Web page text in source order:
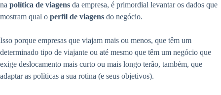
na política de viagens da empresa, é primordial levantar os dados que
mostram qual o perfil de viagens do negócio.
Isso porque empresas que viajam mais ou menos, que têm um
determinado tipo de viajante ou até mesmo que têm um negócio que
exige deslocamento mais curto ou mais longo terão, também, que
adaptar as políticas a sua rotina (e seus objetivos).